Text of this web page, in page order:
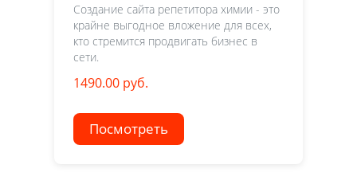
Создание сайта репетитора химии - это
крайне выгодное вложение для всех,
кто стремится продвигать бизнес в
сети.
1490.00 руб.
Посмотреть